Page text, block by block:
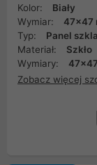
Kolor:
Biały
Wymiar:
47x47
Typ:
Panel
Materiał:
Szkło
Wymiary:
Zobacz więcej